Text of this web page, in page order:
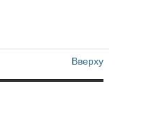
Вверху